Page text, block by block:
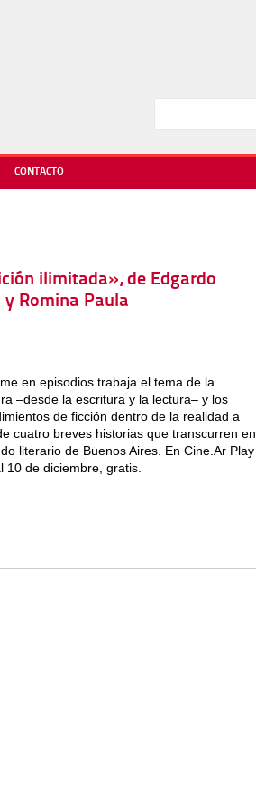
CONTACTO
ilimitada», de Edgardo
y Romina Paula
en episodios trabaja el tema de la
–desde la escritura y la lectura– y los
de ficción dentro de la realidad a
cuatro breves historias que transcurren en
literario de Buenos Aires. En Cine.Ar Play
10 de diciembre, gratis.